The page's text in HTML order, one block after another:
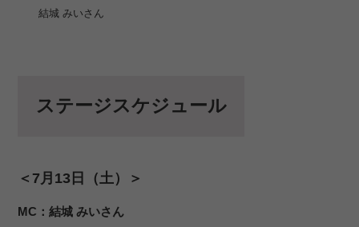
結城 みいさん
ステージスケジュール
＜7月13日（土）＞
MC：結城 みいさん